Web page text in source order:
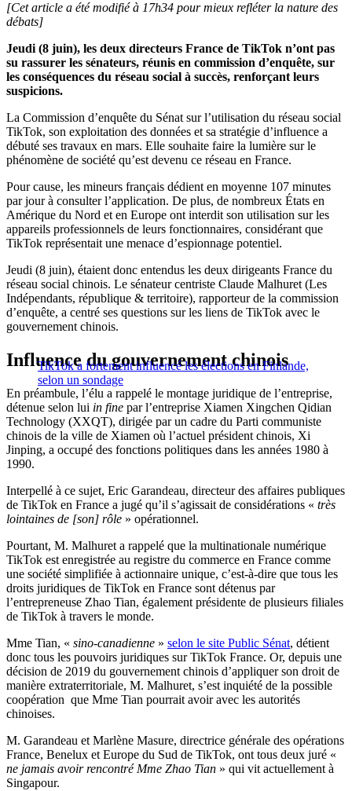
[Cet article a été modifié à 17h34 pour mieux refléter la nature des
débats]
Jeudi (8 juin), les deux directeurs France de TikTok n’ont pas
su rassurer les sénateurs, réunis en commission d’enquête, sur
les conséquences du réseau social à succès, renforçant leurs
suspicions.
La Commission d’enquête du Sénat sur l’utilisation du réseau social
TikTok, son exploitation des données et sa stratégie d’influence a
débuté ses travaux en mars. Elle souhaite faire la lumière sur le
phénomène de société qu’est devenu ce réseau en France.
Pour cause, les mineurs français dédient en moyenne 107 minutes
par jour à consulter l’application. De plus, de nombreux États en
Amérique du Nord et en Europe ont interdit son utilisation sur les
appareils professionnels de leurs fonctionnaires, considérant que
TikTok représentait une menace d’espionnage potentiel.
Jeudi (8 juin), étaient donc entendus les deux dirigeants France du
réseau social chinois. Le sénateur centriste Claude Malhuret (Les
Indépendants, république & territoire), rapporteur de la commission
d’enquête, a centré ses questions sur les liens de TikTok avec le
gouvernement chinois.
TikTok a fortement influencé les élections en Finlande,
selon un sondage
Influence du gouvernement chinois
En préambule, l’élu a rappelé le montage juridique de l’entreprise,
détenue selon lui in fine par l’entreprise Xiamen Xingchen Qidian
Technology (XXQT), dirigée par un cadre du Parti communiste
chinois de la ville de Xiamen où l’actuel président chinois, Xi
Jinping, a occupé des fonctions politiques dans les années 1980 à
1990.
Interpellé à ce sujet, Eric Garandeau, directeur des affaires publiques
de TikTok en France a jugé qu’il s’agissait de considérations « très
lointaines de [son] rôle » opérationnel.
Pourtant, M. Malhuret a rappelé que la multinationale numérique
TikTok est enregistrée au registre du commerce en France comme
une société simplifiée à actionnaire unique, c’est-à-dire que tous les
droits juridiques de TikTok en France sont détenus par
l’entrepreneuse Zhao Tian, également présidente de plusieurs filiales
de TikTok à travers le monde.
Mme Tian, « sino-canadienne » selon le site Public Sénat, détient
donc tous les pouvoirs juridiques sur TikTok France. Or, depuis une
décision de 2019 du gouvernement chinois d’appliquer son droit de
manière extraterritoriale, M. Malhuret, s’est inquiété de la possible
coopération que Mme Tian pourrait avoir avec les autorités
chinoises.
M. Garandeau et Marlène Masure, directrice générale des opérations
France, Benelux et Europe du Sud de TikTok, ont tous deux juré «
ne jamais avoir rencontré Mme Zhao Tian » qui vit actuellement à
Singapour.